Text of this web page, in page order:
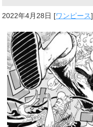
2022年4月28日 [ワンピース]